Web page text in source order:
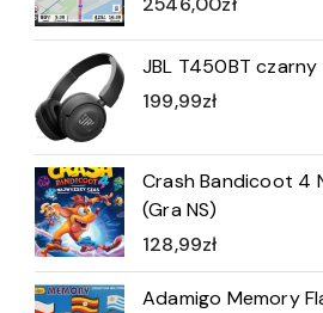
JBL T450BT czarny
199,99zł
Crash Bandicoot 4
(Gra NS)
128,99zł
Adamigo Memory